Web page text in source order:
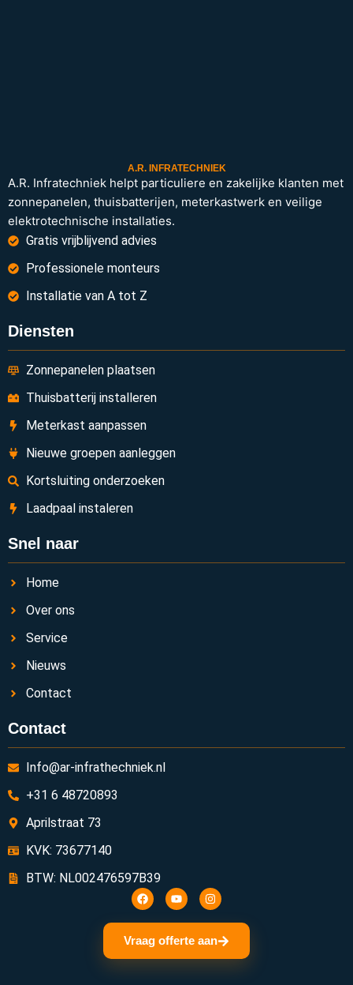
A.R. INFRATECHNIEK
A.R. Infratechniek helpt particuliere en zakelijke klanten met
zonnepanelen, thuisbatterijen, meterkastwerk en veilige
elektrotechnische installaties.
Gratis vrijblijvend advies
Professionele monteurs
Installatie van A tot Z
Diensten
Zonnepanelen plaatsen
Thuisbatterij installeren
Meterkast aanpassen
Nieuwe groepen aanleggen
Kortsluiting onderzoeken
Laadpaal instaleren
Snel naar
Home
Over ons
Service
Nieuws
Contact
Contact
Info@ar-infrathechniek.nl
+31 6 48720893
Aprilstraat 73
KVK: 73677140
BTW: NL002476597B39
Vraag offerte aan